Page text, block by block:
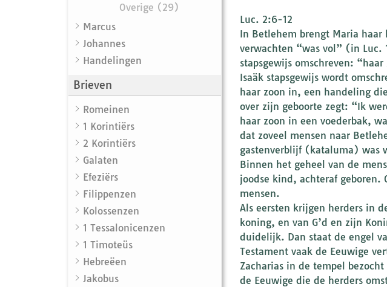
Overige (29)
Marcus
Johannes
Handelingen
Brieven
Romeinen
1 Korintiërs
2 Korintiërs
Galaten
Efeziërs
Filippenzen
Kolossenzen
1 Tessalonicenzen
1 Timoteüs
Hebreëen
Jakobus
Luc. 2:6-12
In Betlehem brengt Maria
verwachten “was vol” (in Luc.
stapsgewijs omschreven:
Isaäk stapsgewijs wordt
haar zoon in, een handeling
over zijn geboorte zegt: “Ik
haar zoon in een voederbak,
dat zoveel mensen naar
gastenverblijf (kataluma) was
Binnen het geheel van de
joodse kind, achteraf geboren.
mensen.
Als eersten krijgen herders in
koning, en van G’d en zijn
duidelijk. Dan staat de engel
Testament vaak de Eeuwige
Zacharias in de tempel
de Eeuwige die de herders